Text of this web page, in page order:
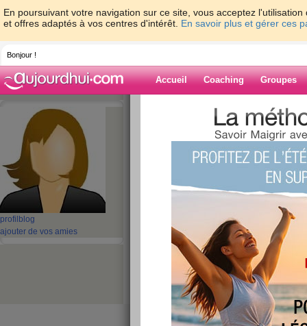
En poursuivant votre navigation sur ce site, vous acceptez
et offres adaptés à vos centres d'intérêt. En savoir plus et gérer ces
Bonjour !
Accueil Coaching Groupes
profil blog
ajouter de vos amies
> maikhanh100
Blog de
21 - 30 31 - 40 41 - 50
51 -
111 - 120 121 - 130 131 - 140141 - 150 151 - 160
221 - 230231 - 240 241 - 250 251 - 260 261 - 270
331 - 340 341 - 350 351 - 360361 - 370 371 - 378 »
1 2 3 4 5
EEPROM